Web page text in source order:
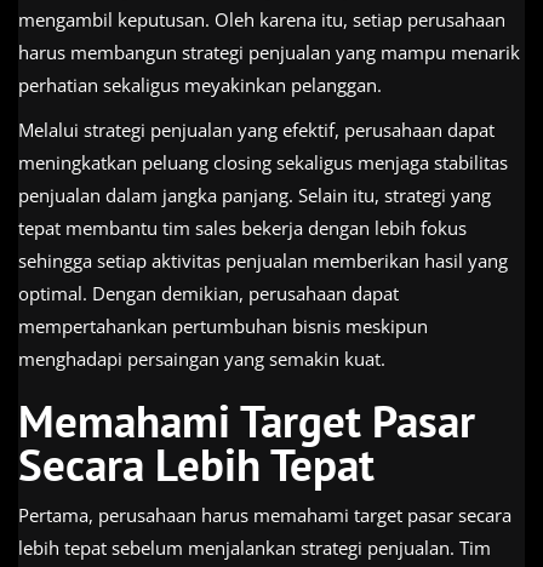
mengambil keputusan. Oleh karena itu, setiap perusahaan
harus membangun strategi penjualan yang mampu menarik
perhatian sekaligus meyakinkan pelanggan.
Melalui strategi penjualan yang efektif, perusahaan dapat
meningkatkan peluang closing sekaligus menjaga stabilitas
penjualan dalam jangka panjang. Selain itu, strategi yang
tepat membantu tim sales bekerja dengan lebih fokus
sehingga setiap aktivitas penjualan memberikan hasil yang
optimal. Dengan demikian, perusahaan dapat
mempertahankan pertumbuhan bisnis meskipun
menghadapi persaingan yang semakin kuat.
Memahami Target Pasar
Secara Lebih Tepat
Pertama, perusahaan harus memahami target pasar secara
lebih tepat sebelum menjalankan strategi penjualan. Tim